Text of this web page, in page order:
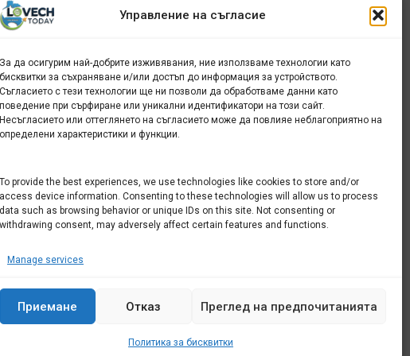
Управление на съгласие
За да осигурим най-добрите изживявания, ние използваме технологии като
бисквитки за съхраняване и/или достъп до информация за устройството.
Съгласието с тези технологии ще ни позволи да обработваме данни като
поведение при сърфиране или уникални идентификатори на този сайт.
Несъгласието или оттеглянето на съгласието може да повлияе неблагоприятно на
определени характеристики и функции.
To provide the best experiences, we use technologies like cookies to store and/or
access device information. Consenting to these technologies will allow us to process
data such as browsing behavior or unique IDs on this site. Not consenting or
withdrawing consent, may adversely affect certain features and functions.
Manage services
Приемане Отказ Преглед на предпочитанията
Политика за бисквитки
с писмена
БЧК и
на
ЕООД Всички права запазени